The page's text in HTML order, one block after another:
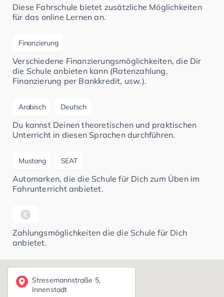
Diese Fahrschule bietet zusätzliche Möglichkeiten
für das online Lernen an.
Finanzierung
Verschiedene Finanzierungsmöglichkeiten, die Dir
die Schule anbieten kann (Ratenzahlung,
Finanzierung per Bankkredit, usw.).
Arabisch Deutsch
Du kannst Deinen theoretischen und praktischen
Unterricht in diesen Sprachen durchführen.
Mustang SEAT
Automarken, die die Schule für Dich zum Üben im
Fahrunterricht anbietet.
Zahlungsmöglichkeiten die die Schule für Dich
anbietet.
Stresemannstraße 5,
Innenstadt